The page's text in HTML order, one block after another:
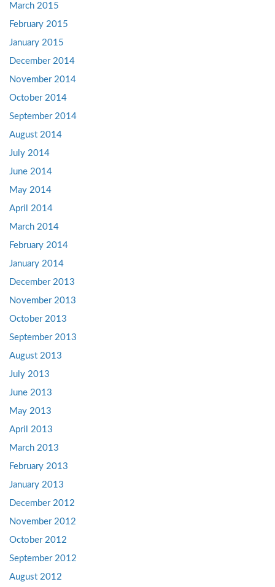
March 2015
February 2015
January 2015
December 2014
November 2014
October 2014
September 2014
August 2014
July 2014
June 2014
May 2014
April 2014
March 2014
February 2014
January 2014
December 2013
November 2013
October 2013
September 2013
August 2013
July 2013
June 2013
May 2013
April 2013
March 2013
February 2013
January 2013
December 2012
November 2012
October 2012
September 2012
August 2012